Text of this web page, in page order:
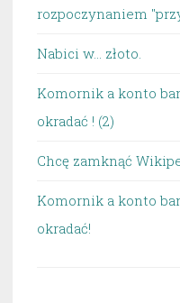
rozpoczynaniem
Nabici w... złoto.
Komornik a konto
okradać ! (2)
Chcę zamknąć
Komornik a konto
okradać!